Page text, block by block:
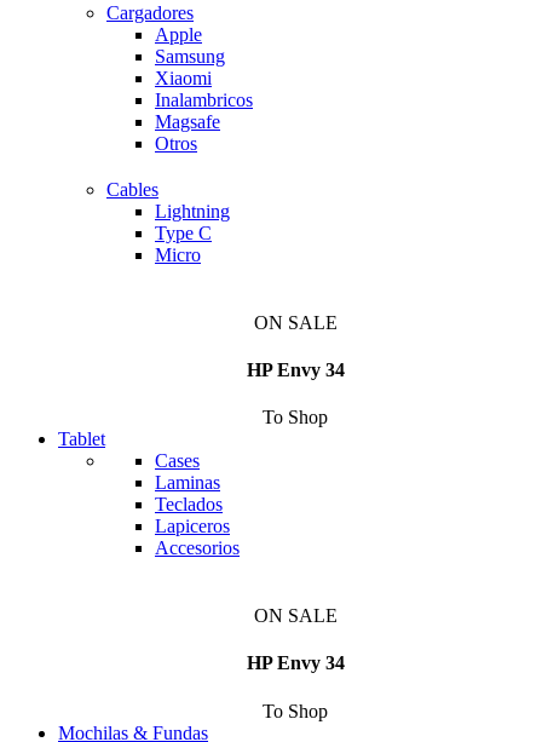
Cargadores
Apple
Samsung
Xiaomi
Inalambricos
Magsafe
Otros
Cables
Lightning
Type C
Micro
ON SALE
HP Envy 34
To Shop
Tablet
Cases
Laminas
Teclados
Lapiceros
Accesorios
ON SALE
HP Envy 34
To Shop
Mochilas & Fundas